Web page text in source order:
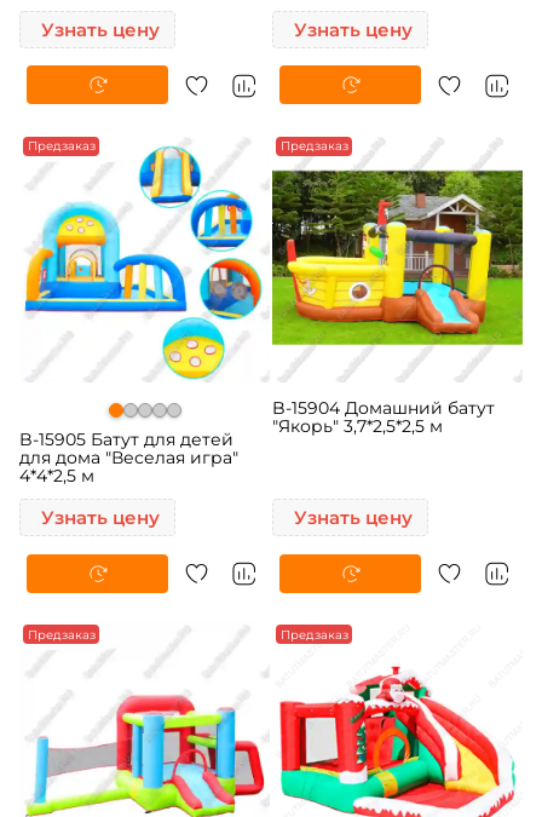
Узнать цену Узнать цену
Предзаказ
B-15905 Батут для детей
для дома "Веселая игра"
4*4*2,5 м
Узнать цену
Предзаказ
B-15904 Домашний батут
"Якорь" 3,7*2,5*2,5 м
Узнать цену
Предзаказ Предзаказ